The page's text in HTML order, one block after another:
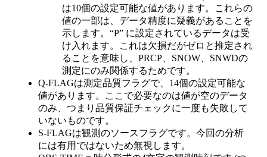
は10個の設定可能な値があります。これらの
値の一部は、データ精度に疑義があることを
示します。“P” に設定されているデータは受
け入れます。これは欠損だがゼロと推定され
ることを意味し、PRCP、SNOW、SNWDの
測定にのみ関係するためです。
Q-FLAGは測定品質フラグで、14個の設定可能な
値があります。ここで必要なのは値が空のデータ
のみ、つまり品質保証チェックに一度も失敗して
いないものです。
S-FLAGは観測のソースフラグです。今回の分析
には有用ではないため無視します。